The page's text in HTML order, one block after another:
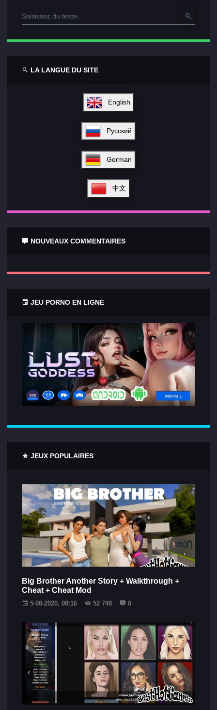
LA LANGUE DU SITE
English
Русский
German
中文
NOUVEAUX COMMENTAIRES
JEU PORNO EN LIGNE
JEUX POPULAIRES
Big Brother Another Story + Walkthrough +
Cheat + Cheat Mod
5-08-2020, 08:16 52 748 0